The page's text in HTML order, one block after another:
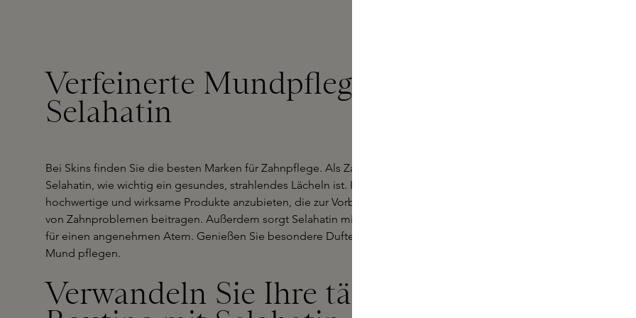
Verfeinerte Mundpflege von
Selahatin
Bei Skins finden Sie die besten Marken für Zahnpflege. Als Zahnpflegemarke weiß
Selahatin, wie wichtig ein gesundes, strahlendes Lächeln ist. Ihr Ziel ist es daher,
hochwertige und wirksame Produkte anzubieten, die zur Vorbeugung und Bekämpfung
von Zahnproblemen beitragen. Außerdem sorgt Selahatin mit ihren einzigartigen Aromen
für einen angenehmen Atem. Genießen Sie besondere Dufterlebnisse, während Sie Ihren
Mund pflegen.
Verwandeln Sie Ihre tägliche